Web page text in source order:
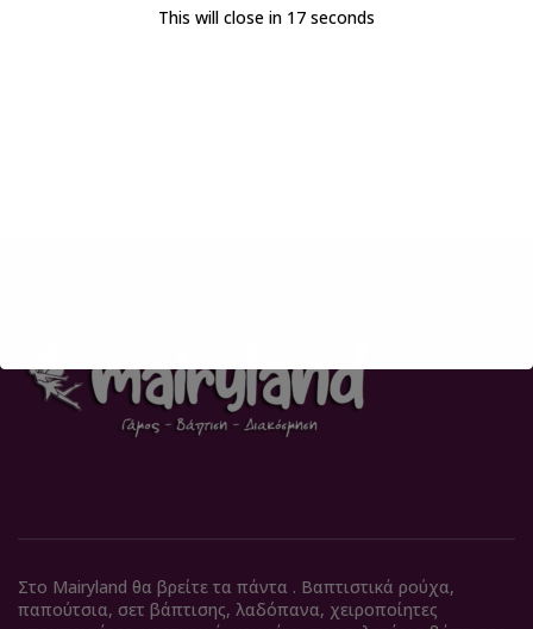
Στο Mairyland θα βρείτε τα πάντα . Βαπτιστικά ρούχα,
παπούτσια, σετ βάπτισης, λαδόπανα, χειροποίητες
This will close in 17 seconds